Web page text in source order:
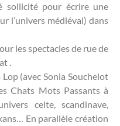
sollicité pour écrire une
l’univers médiéval) dans
les spectacles de rue de
.
(avec Sonia Souchelot
Chats Mots Passants à
celte, scandinave,
En parallèle création